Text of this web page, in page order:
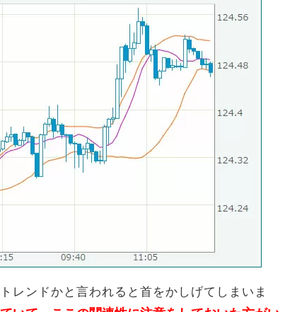
レンドかと言われると首をかしげてしまいま